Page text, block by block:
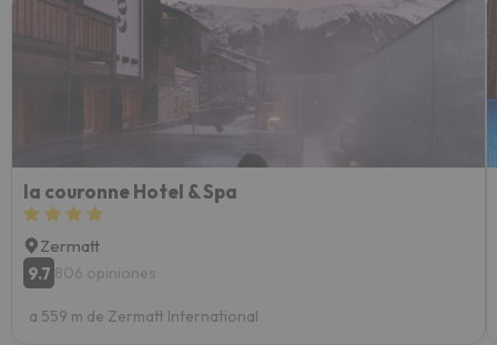
la couronne Hotel & Spa
Zermatt
9.7 806 opiniones
a 559 m de Zermatt International